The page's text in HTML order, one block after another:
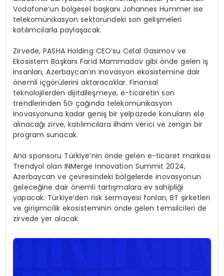
Vodafone’un bölgesel başkanı Johannes Hummer ise
telekomünikasyon sektöründeki son gelişmeleri
katılımcılarla paylaşacak.
Zirvede, PASHA Holding CEO’su Celal Gasimov ve
Ekosistem Başkanı Farid Mammadov gibi önde gelen iş
insanları, Azerbaycan’ın inovasyon ekosistemine dair
önemli içgörülerini aktaracaklar. Finansal
teknolojilerden dijitalleşmeye, e-ticaretin son
trendlerinden 5G çağında telekomünikasyon
inovasyonuna kadar geniş bir yelpazede konuların ele
alınacağı zirve, katılımcılara ilham verici ve zengin bir
program sunacak.
Ana sponsoru Türkiye’nin önde gelen e-ticaret markası
Trendyol olan INMerge Innovation Summit 2024,
Azerbaycan ve çevresindeki bölgelerde inovasyonun
geleceğine dair önemli tartışmalara ev sahipliği
yapacak. Türkiye’den risk sermayesi fonları, BT şirketleri
ve girişimcilik ekosisteminin önde gelen temsilcileri de
zirvede yer alacak.